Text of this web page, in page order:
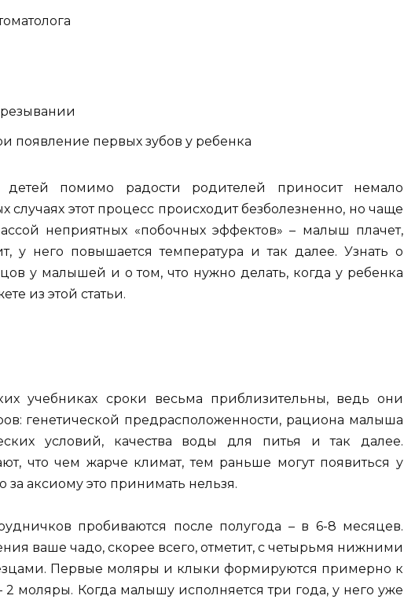
появление первых зубов у ребенка
детей помимо радости родителей приносит немало
случаях этот процесс происходит безболезненно, но чаще
неприятных «побочных эффектов» – малыш плачет,
у него повышается температура и так далее. Узнать о
у малышей и о том, что нужно делать, когда у ребенка
из этой статьи.
учебниках сроки весьма приблизительны, ведь они
генетической предрасположенности, рациона малыша
условий, качества воды для питья и так далее.
что чем жарче климат, тем раньше могут появиться у
аксиому это принимать нельзя.
пробиваются после полугода – в 6-8 месяцев.
ваше чадо, скорее всего, отметит, с четырьмя нижними
Первые моляры и клыки формируются примерно к
моляры. Когда малышу исполняется три года, у него уже